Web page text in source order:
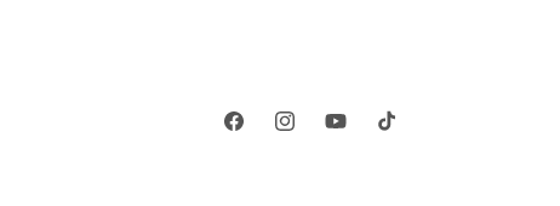
FacebookInstagramYouTubeTikTok